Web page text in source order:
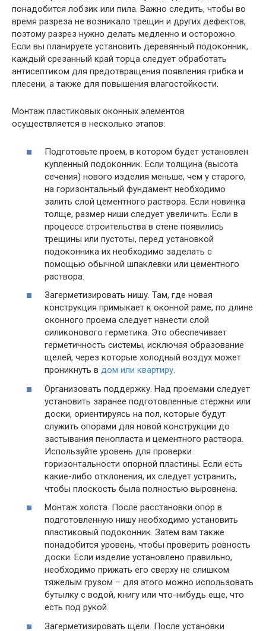
понадобится лобзик или пила. Важно следить, чтобы во
время разреза не возникало трещин и других дефектов,
поэтому разрез нужно делать медленно и осторожно.
Если вы планируете установить деревянный подоконник,
каждый срезанный край торца следует обработать
антисептиком для предотвращения появления грибка и
плесени, а также для повышения влагостойкости.
Монтаж пластиковых оконных элементов
осуществляется в несколько этапов:
Подготовьте проем, в котором будет установлен
купленный подоконник. Если толщина (высота
сечения) нового изделия меньше, чем у старого,
на горизонтальный фундамент необходимо
залить слой цементного раствора. Если новинка
толще, размер ниши следует увеличить. Если в
процессе строительства в стене появились
трещины или пустоты, перед установкой
подоконника их необходимо заделать с
помощью обычной шпаклевки или цементного
раствора.
Загерметизировать нишу. Там, где новая
конструкция примыкает к оконной раме, по длине
оконного проема следует нанести слой
силиконового герметика. Это обеспечивает
герметичность системы, исключая образование
щелей, через которые холодный воздух может
проникнуть в дом или квартиру.
Организовать поддержку. Над проемами следует
установить заранее подготовленные стержни или
доски, ориентируясь на пол, которые будут
служить опорами для новой конструкции до
застывания пенопласта и цементного раствора.
Используйте уровень для проверки
горизонтальности опорной пластины. Если есть
какие-либо отклонения, их следует устранить,
чтобы плоскость была полностью выровнена.
Монтаж холста. После расстановки опор в
подготовленную нишу необходимо установить
пластиковый подоконник. Затем вам также
понадобится уровень, чтобы проверить ровность
доски. Если изделие установлено правильно,
необходимо прижать его сверху не слишком
тяжелым грузом – для этого можно использовать
бутылку с водой, книгу или что-нибудь еще, что
есть под рукой.
Загерметизировать щели. После установки